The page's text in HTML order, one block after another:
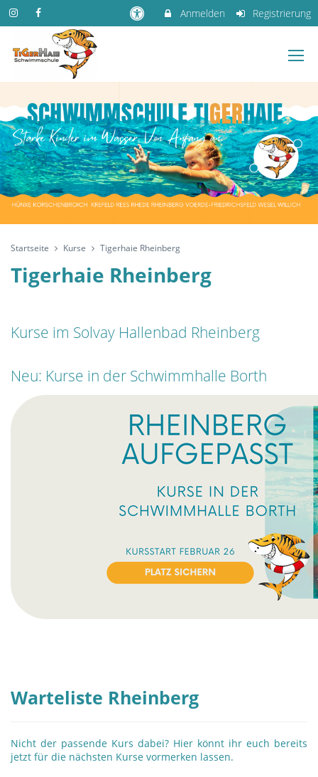
Anmelden Registrierung
Startseite Kurse Tigerhaie Rheinberg
Tigerhaie Rheinberg
Kurse im Solvay Hallenbad Rheinberg
Neu: Kurse in der Schwimmhalle Borth
Warteliste Rheinberg
Nicht der passende Kurs dabei? Hier könnt ihr euch bereits
jetzt für die nächsten Kurse vormerken lassen.